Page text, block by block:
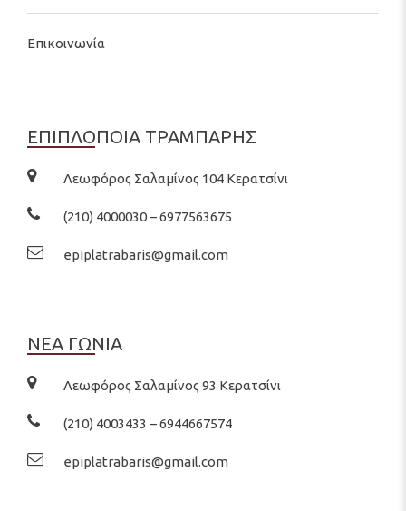
Επικοινωνία
ΕΠΙΠΛΟΠΟΙΑ ΤΡΑΜΠΑΡΗΣ
Λεωφόρος Σαλαμίνος 104 Κερατσίνι
(210) 4000030 – 6977563675
epiplatrabaris@gmail.com
ΝΕΑ ΓΩΝΙΑ
Λεωφόρος Σαλαμίνος 93 Κερατσίνι
(210) 4003433 – 6944667574
epiplatrabaris@gmail.com